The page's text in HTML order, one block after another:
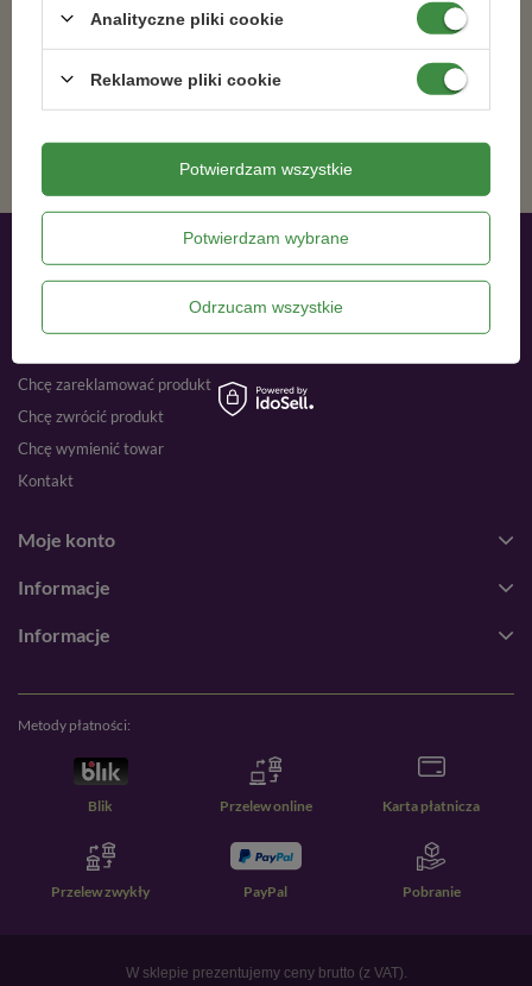
Zgadzam się na otrzymywanie wiadomości marketingowych na podany adres e-mail oraz przetwarzanie danych osobowych zgodnie z
ZAPISZ SIĘ
Moje zamówienia
Chcę zareklamować produkt
Chcę zwrócić produkt
Chcę wymienić towar
Kontakt
Moje konto
Informacje
Informacje
Metody płatności:
Blik Przelew online Karta płatnicza
Przelew zwykły PayPal Pobranie
W sklepie prezentujemy ceny brutto (z VAT).
Analityczne pliki cookie
Reklamowe pliki cookie
Potwierdzam wybrane
Odrzucam wszystkie
Potwierdzam wszystkie